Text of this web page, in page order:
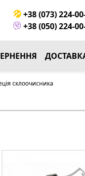
+38 (073) 224-
+38 (050) 224-
склоочисника